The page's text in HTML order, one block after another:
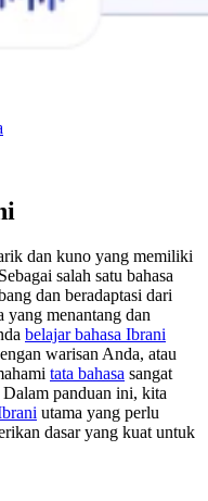
dan kuno yang memiliki
salah satu bahasa
dan beradaptasi dari
yang menantang dan
belajar bahasa Ibrani
warisan Anda, atau
tata bahasa sangat
panduan ini, kita
utama yang perlu
dasar yang kuat untuk